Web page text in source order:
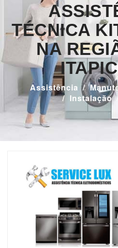
TÉCNICA
NA
Assistência
Instalação